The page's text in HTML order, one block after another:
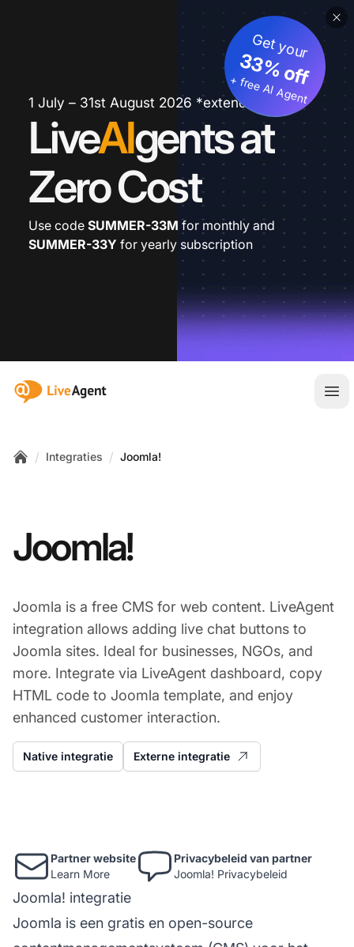
1 July – 31st August 2026 *extended
LiveAIgents at
Zero Cost
Get your
33% off
+ free AI Agent
Use code SUMMER-33M for monthly and
SUMMER-33Y for yearly subscription
:site.title
/ Integraties / Joomla!
Joomla!
Joomla is a free CMS for web content. LiveAgent
integration allows adding live chat buttons to
Joomla sites. Ideal for businesses, NGOs, and
more. Integrate via LiveAgent dashboard, copy
HTML code to Joomla template, and enjoy
enhanced customer interaction.
Native integratie Externe integratie
Partner website
Learn More
Privacybeleid van partner
Joomla! Privacybeleid
Joomla! integratie
Joomla is een gratis en open-source